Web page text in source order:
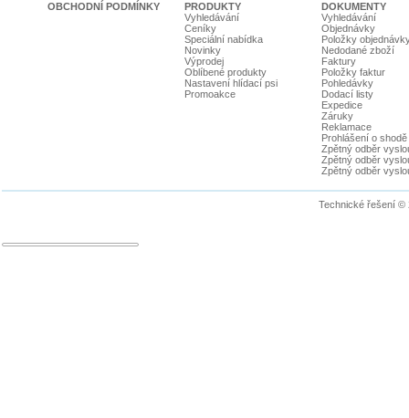
OBCHODNÍ PODMÍNKY
PRODUKTY
Vyhledávání
Ceníky
Speciální nabídka
Novinky
Výprodej
Oblíbené produkty
Nastavení hlídací psi
Promoakce
DOKUMENTY
Vyhledávání
Objednávky
Položky
Nedodané zboží
Faktury
Položky faktur
Pohledávky
Dodací listy
Expedice
Záruky
Reklamace
Prohlášení o shodě
Zpětný odběr
Zpětný odběr
Zpětný odběr
Technické řešení ©